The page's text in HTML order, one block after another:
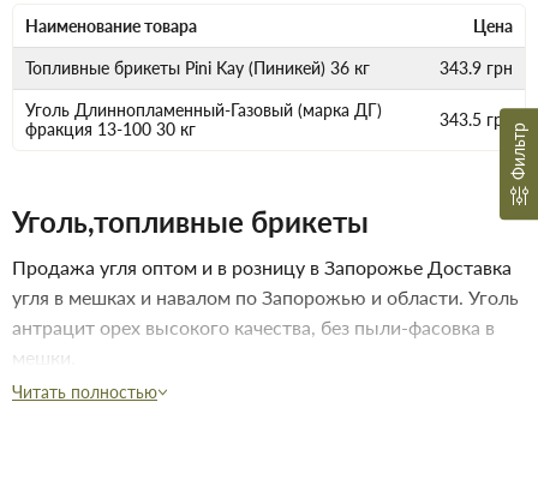
Фильтр
Наименование товара Цена
Топливные брикеты Pini Kay (Пиникей) 36 кг 343.9 грн
Уголь Длиннопламенный-Газовый (марка ДГ)
фракция 13-100 30 кг
343.5 грн
Уголь,топливные брикеты
Продажа угля оптом и в розницу в Запорожье Доставка
угля в мешках и навалом по Запорожью и области. Уголь
антрацит орех высокого качества, без пыли-фасовка в
мешки.
Читать полностью